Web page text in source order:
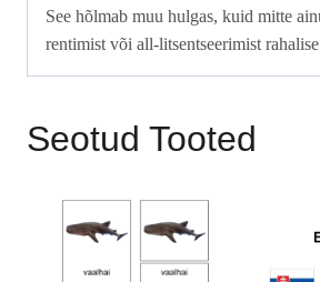
See hõlmab muu hulgas, kuid mitte
rentimist või all-litsentseerimist
Seotud Tooted